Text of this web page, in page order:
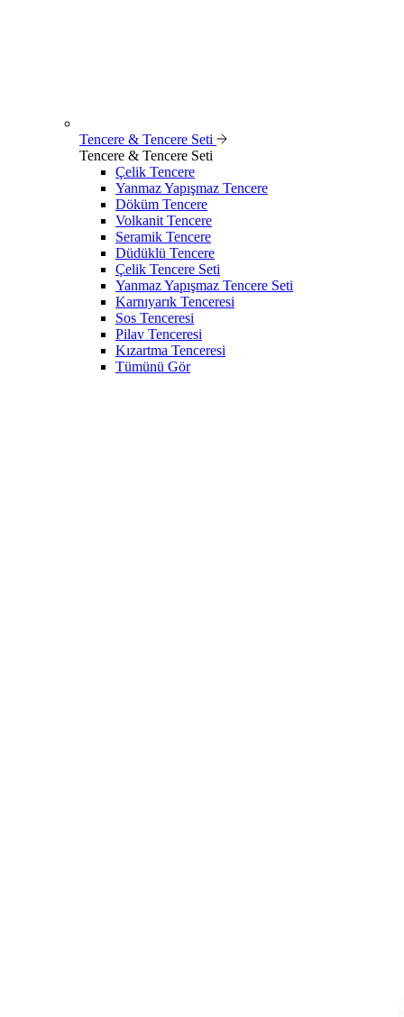
Tencere & Tencere Seti
Tencere & Tencere Seti
Çelik Tencere
Yanmaz Yapışmaz Tencere
Döküm Tencere
Volkanit Tencere
Seramik Tencere
Düdüklü Tencere
Çelik Tencere Seti
Yanmaz Yapışmaz Tencere Seti
Karnıyarık Tenceresi
Sos Tenceresi
Pilav Tenceresi
Kızartma Tenceresi
Tümünü Gör